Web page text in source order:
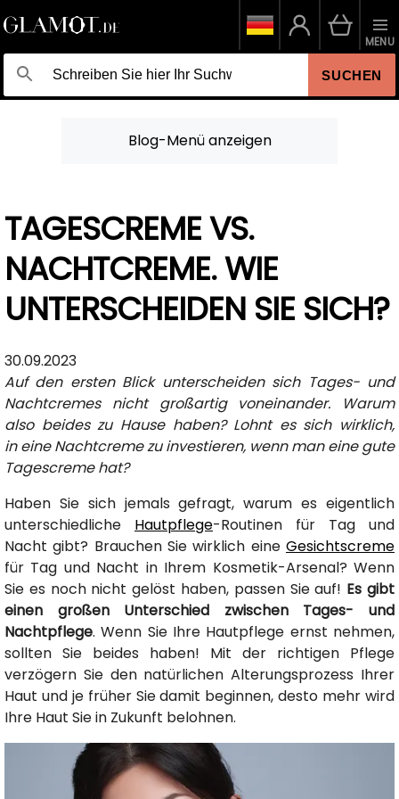
SUCHEN
MENU
Blog-Menü anzeigen
TAGESCREME VS.
NACHTCREME. WIE
UNTERSCHEIDEN SIE SICH?
30.09.2023
Auf den ersten Blick unterscheiden sich Tages- und
Nachtcremes nicht großartig voneinander. Warum
also beides zu Hause haben? Lohnt es sich wirklich,
in eine Nachtcreme zu investieren, wenn man eine gute
Tagescreme hat?
Haben Sie sich jemals gefragt, warum es eigentlich
unterschiedliche Hautpflege-Routinen für Tag und
Nacht gibt? Brauchen Sie wirklich eine Gesichtscreme
für Tag und Nacht in Ihrem Kosmetik-Arsenal? Wenn
Sie es noch nicht gelöst haben, passen Sie auf! Es gibt
einen großen Unterschied zwischen Tages- und
Nachtpflege. Wenn Sie Ihre Hautpflege ernst nehmen,
sollten Sie beides haben! Mit der richtigen Pflege
verzögern Sie den natürlichen Alterungsprozess Ihrer
Haut und je früher Sie damit beginnen, desto mehr wird
Ihre Haut Sie in Zukunft belohnen.